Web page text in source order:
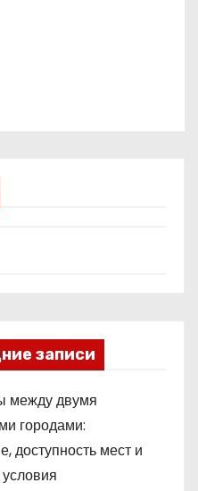
записи
между двумя
городами:
доступность мест и